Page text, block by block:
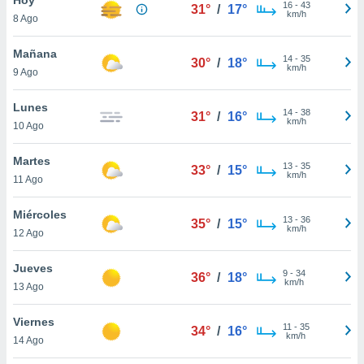
en
más
nuestra
de
cookies
aceptar
8 Ago
31° / 17° 16- 43
km/h
Mañana
9 Ago
30° / 18° 14- 35
km/h
Lunes
10 Ago
31° / 16° 14- 38
km/h
Martes
11 Ago
33° / 15° 13- 35
km/h
Miércoles
12 Ago
35° / 15° 13- 36
km/h
Jueves
13 Ago
36° / 18° 9- 34
km/h
Viernes
14 Ago
34° / 16° 11 - 35
km/h